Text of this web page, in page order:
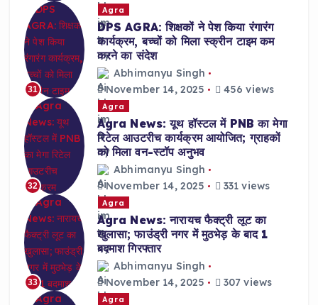
31
Agra
DPS AGRA: शिक्षकों ने पेश किया रंगारंग
कार्यक्रम, बच्चों को मिला स्क्रीन टाइम कम
करने का संदेश
Abhimanyu Singh
November 14, 2025
456 views
32
Agra
Agra News: यूथ हॉस्टल में PNB का मेगा
रिटेल आउटरीच कार्यक्रम आयोजित; ग्राहकों
को मिला वन-स्टॉप अनुभव
Abhimanyu Singh
November 14, 2025
331 views
33
Agra
Agra News: नारायच फैक्ट्री लूट का
खुलासा; फाउंड्री नगर में मुठभेड़ के बाद 1
बदमाश गिरफ्तार
Abhimanyu Singh
November 14, 2025
307 views
Agra